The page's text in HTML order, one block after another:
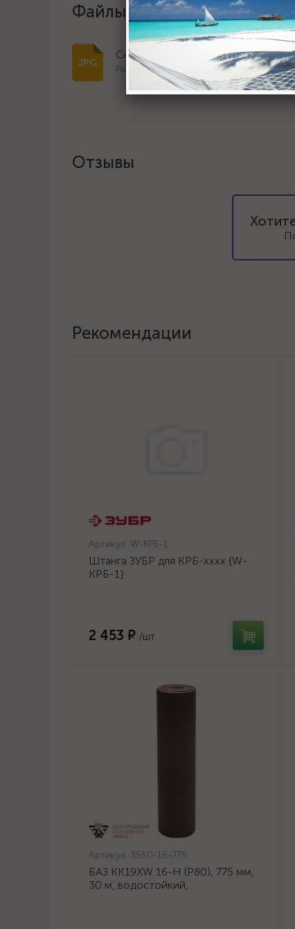
Файлы и документы
Сертификат дилера 2023 г.
Размер: 266.5 Кб
Отзывы
Рекомендации
Артикул: W-КРБ-1
Штанга ЗУБР для КРБ-хххх {W-
КРБ-1}
2 453 ₽ /шт
Артикул: 3550-16-775
БАЗ KK19XW 16-H (Р80), 775 мм,
30 м, водостойкий,